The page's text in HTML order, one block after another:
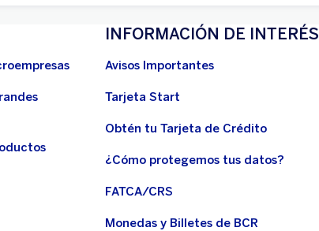
INFORMACIÓN DE INTERÉS
Avisos Importantes
Tarjeta Start
Obtén tu Tarjeta de Crédito
¿Cómo protegemos tus datos?
FATCA/CRS
Monedas y Billetes de BCR